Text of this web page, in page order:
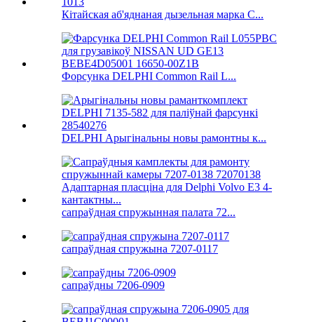
Кітайская аб'яднаная дызельная марка C...
Форсунка DELPHI Common Rail L...
DELPHI Арыгінальны новы рамонтны к...
сапраўдная спружынная палата 72...
сапраўдная спружына 7207-0117
сапраўдны 7206-0909